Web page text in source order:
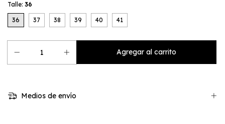
Talle: 36
36 37 38 39 40 41
Medios de envío